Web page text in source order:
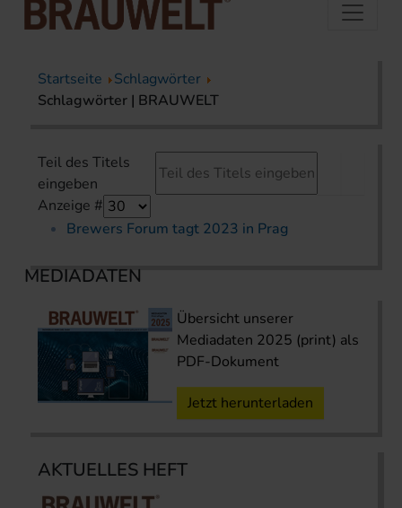
Startseite
Schlagwörter
Schlagwörter | BRAUWELT
Teil des Titels
eingeben
Anzeige #
Brewers Forum tagt 2023 in Prag
MEDIADATEN
Übersicht unserer
Mediadaten 2025 (print) als
PDF-Dokument
Jetzt herunterladen
AKTUELLES HEFT